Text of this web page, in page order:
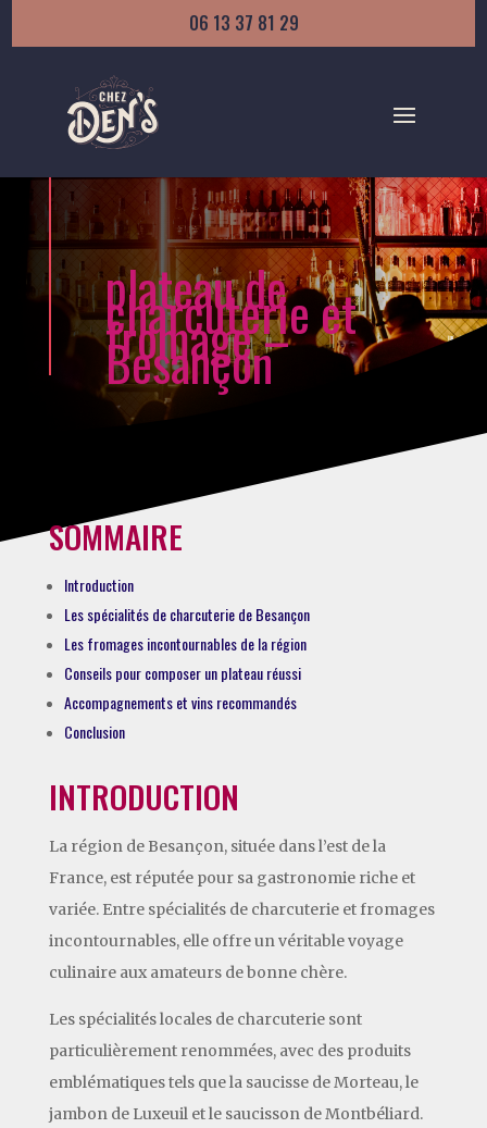
06 13 37 81 29
plateau de
charcuterie et
fromage –
Besançon
SOMMAIRE
Introduction
Les spécialités de charcuterie de Besançon
Les fromages incontournables de la région
Conseils pour composer un plateau réussi
Accompagnements et vins recommandés
Conclusion
INTRODUCTION
La région de Besançon, située dans l’est de la
France, est réputée pour sa gastronomie riche et
variée. Entre spécialités de charcuterie et fromages
incontournables, elle offre un véritable voyage
culinaire aux amateurs de bonne chère.
Les spécialités locales de charcuterie sont
particulièrement renommées, avec des produits
emblématiques tels que la saucisse de Morteau, le
jambon de Luxeuil et le saucisson de Montbéliard.